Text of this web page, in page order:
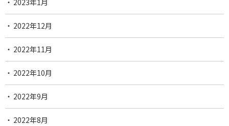
2023年1月
2022年12月
2022年11月
2022年10月
2022年9月
2022年8月